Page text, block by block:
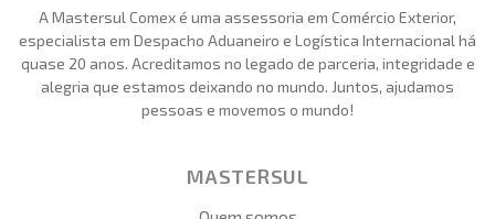
A Mastersul Comex é uma assessoria em Comércio Exterior,
especialista em Despacho Aduaneiro e Logística Internacional há
quase 20 anos. Acreditamos no legado de parceria, integridade e
alegria que estamos deixando no mundo. Juntos, ajudamos
pessoas e movemos o mundo!
MASTERSUL